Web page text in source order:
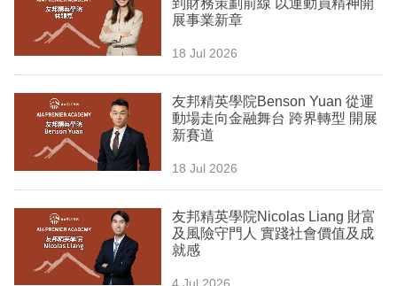
場
生
時
事
欄
訂
閱
到財務策劃前線 以運動員精神開
展事業新章
18 Jul 2026
友邦精英學院Benson Yuan 從運
動場走向金融舞台 跨界轉型 開展
新賽道
18 Jul 2026
友邦精英學院Nicolas Liang 財富
及風險守門人 實踐社會價值及成
就感